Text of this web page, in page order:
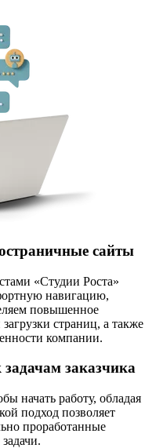
сайты
«Студии Роста»
навигацию,
повышенное
страниц, а также
компании.
заказчика
начать работу, обладая
подход позволяет
проработанные